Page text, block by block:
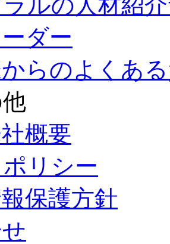
ダー
らのよくあ
概要
リシー
保護方針